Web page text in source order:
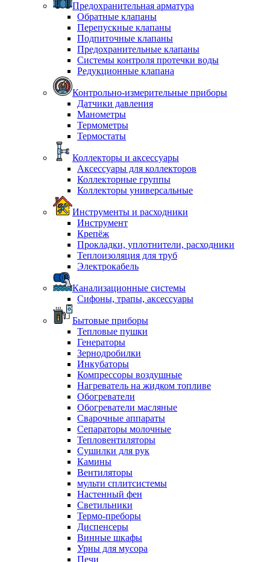
Предохранительная арматура
Обратные клапаны
Перепускные клапаны
Подпиточные клапаны
Предохранительные клапаны
Системы контроля протечки воды
Редукционные клапана
Контрольно-измерительные приборы
Датчики давления
Манометры
Термометры
Термостаты
Коллекторы и аксессуары
Аксессуары для коллекторов
Коллекторные группы
Коллекторы универсальные
Инструменты и расходники
Инструмент
Крепёж
Прокладки, уплотнители, расходники
Теплоизоляция для труб
Электрокабель
Канализационные системы
Сифоны, трапы, аксессуары
Бытовые приборы
Тепловые пушки
Генераторы
Зернодробилки
Инкубаторы
Компрессоры воздушные
Нагреватель на жидком топливе
Обогреватели
Обогреватели масляные
Сварочные аппараты
Сепараторы молочные
Тепловентиляторы
Сушилки для рук
Камины
Вентиляторы
мульти сплитсистемы
Настенный фен
Светильники
Термо-преборы
Диспенсеры
Винные шкафы
Урны для мусора
Печи